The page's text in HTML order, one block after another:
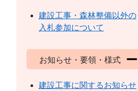
建設工事・森林整備以外の
入札参加について
お知らせ・要領・様式
建設工事に関するお知らせ